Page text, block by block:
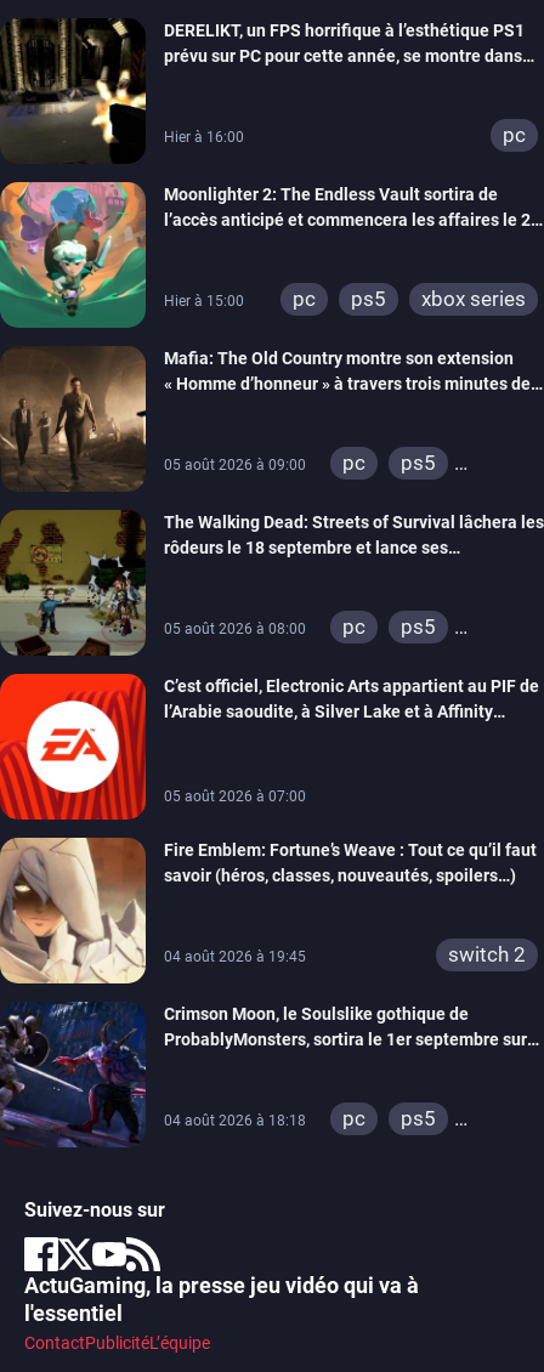
DERELIKT, un FPS horrifique à l’esthétique PS1
prévu sur PC pour cette année, se montre dans
Hier à 16:00 pc
Moonlighter 2: The Endless Vault sortira de
l’accès anticipé et commencera les affaires le 2
Hier à 15:00 pc ps5 xbox series
Mafia: The Old Country montre son extension
« Homme d’honneur » à travers trois minutes de
05 août 2026 à 09:00 pc
ps5
The Walking Dead: Streets of Survival lâchera les
rôdeurs le 18 septembre et lance ses
05 août 2026 à 08:00 pc
ps5
switch
switch 2
C’est officiel, Electronic Arts appartient au PIF de
l’Arabie saoudite, à Silver Lake et à Affinity
05 août 2026 à 07:00
Fire Emblem: Fortune’s Weave : Tout ce qu’il faut
savoir (héros, classes, nouveautés, spoilers…)
04 août 2026 à 19:45 switch 2
Crimson Moon, le Soulslike gothique de
ProbablyMonsters, sortira le 1er septembre sur
04 août 2026 à 18:18 pc
ps5
Suivez-nous sur
ActuGaming, la presse jeu vidéo qui va à
l'essentiel
ContactPublicitéL’équipe